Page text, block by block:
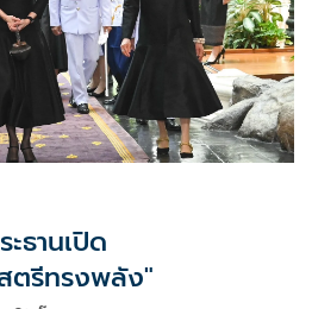
ธานเปิด
ตรีทรงพลัง"